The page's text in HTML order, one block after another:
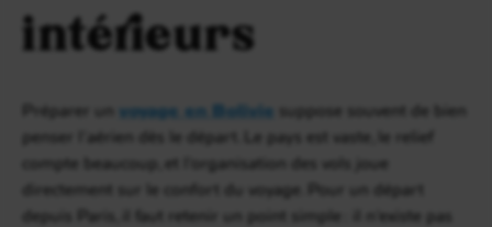
intérieurs
Préparer un voyage en Bolivie suppose souvent de bien
penser l’aérien dès le départ. Le pays est vaste, le relief
compte beaucoup, et l’organisation des vols joue
directement sur le confort du voyage. Pour un départ
depuis Paris, il faut retenir un point simple : il n’existe pas